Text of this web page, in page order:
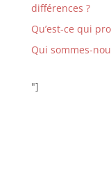
différences ?
Qu’est-ce qui
Qui sommes-
"]